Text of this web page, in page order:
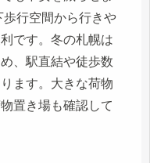
行空間から行きや
です。冬の札幌は
、駅直結や徒歩数
ます。大きな荷物
置き場も確認して